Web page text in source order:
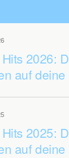
2026:
auf deine
2025:
auf deine